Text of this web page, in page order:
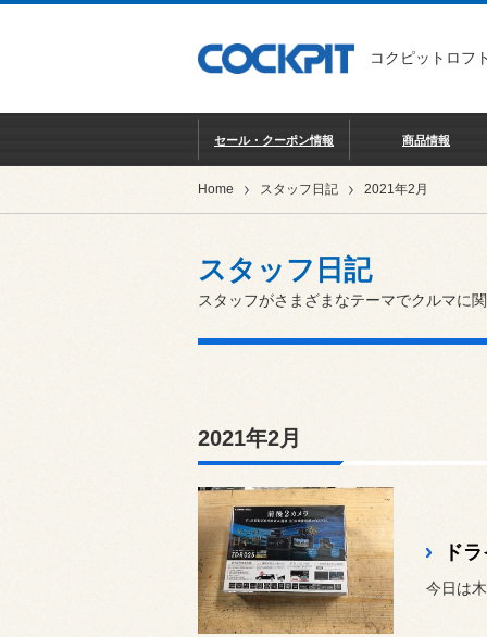
コクピットロフ
セール・クーポン情報 商品情報
Home スタッフ日記 2021年2月
スタッフ日記
スタッフがさまざまなテーマでクルマに
2021年2月
ド
今日は